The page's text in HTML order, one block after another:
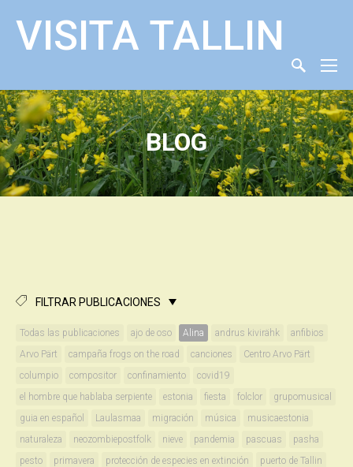
VISITA TALLIN
BLOG
FILTRAR PUBLICACIONES
Todas las publicaciones ajo de oso Alina andrus kivirähk
anfibios
Arvo Pärt
campaña frogs on the road canciones
Centro Arvo Pärt
columpio
compositor confinamiento
covid19
el hombre que hablaba serpiente
estonia fiesta folclor
grupomusical
guia en español
Laulasmaa migración música
musicaestonia
naturaleza
neozombiepostfolk nieve pandemia pascuas
pasha
pesto
primavera protección de especies en extinción
puerto de Tallin